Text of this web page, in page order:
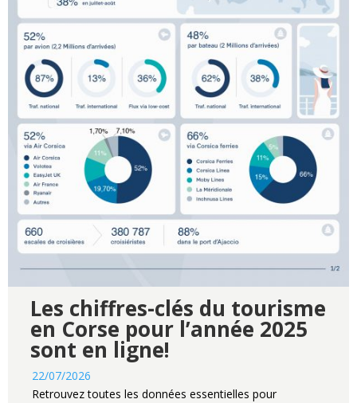
Les chiffres-clés du tourisme
en Corse pour l’année 2025
sont en ligne!
22/07/2026
Retrouvez toutes les données essentielles pour